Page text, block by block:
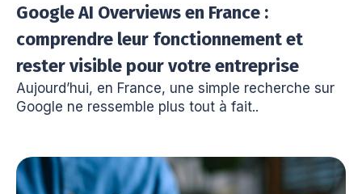
Google AI Overviews en France :
comprendre leur fonctionnement et
rester visible pour votre entreprise
Aujourd’hui, en France, une simple recherche sur
Google ne ressemble plus tout à fait..